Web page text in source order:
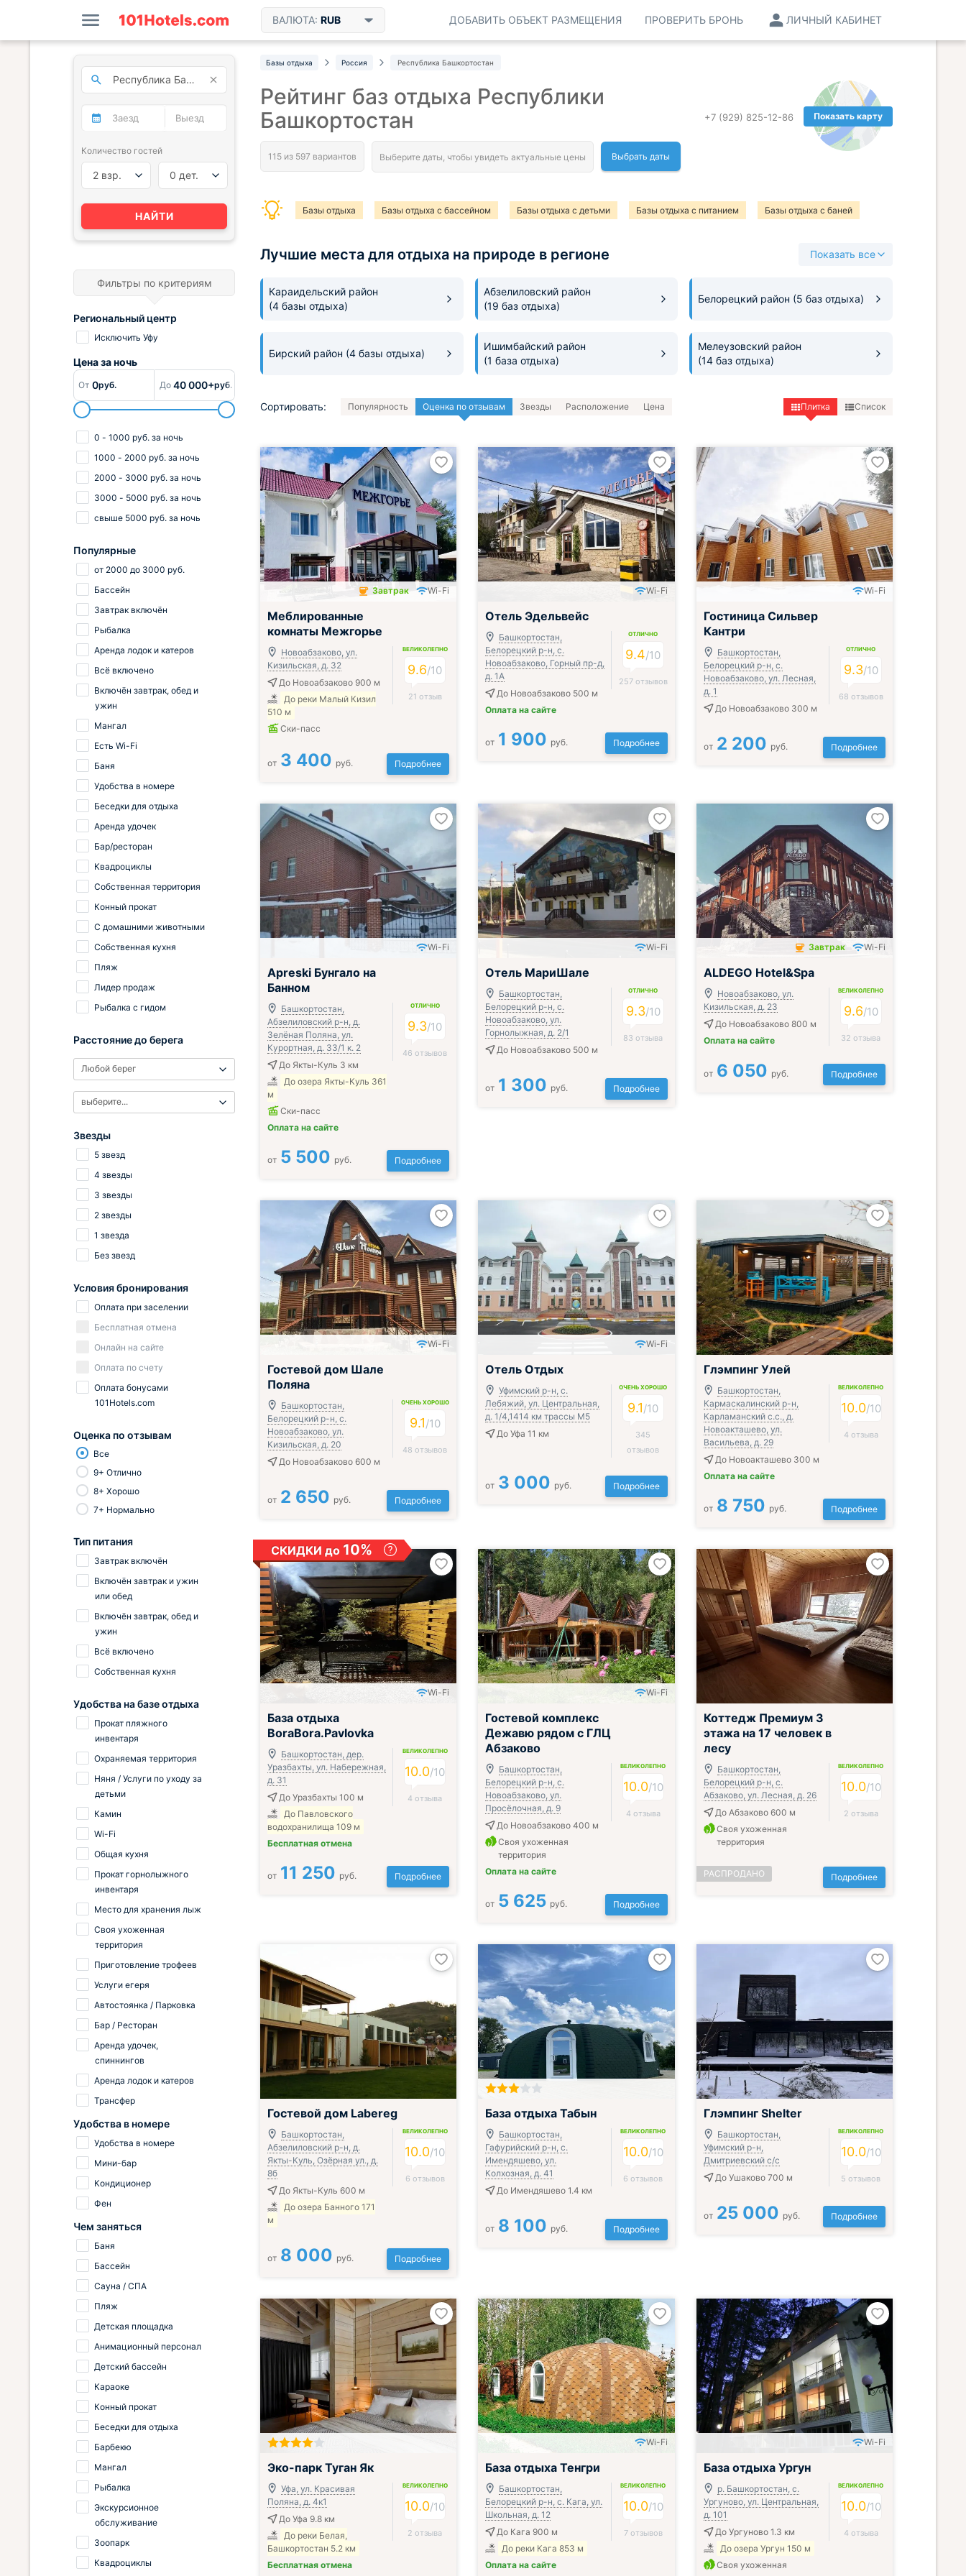
ВАЛЮТА: RUB ЛИЧНЫЙ КАБИНЕТ
ПРОВЕРИТЬ БРОНЬ
ДОБАВИТЬ ОБЪЕКТ РАЗМЕЩЕНИЯ
Базы отдыха Россия Республика Башкортостан
Показать карту
+7 (929) 825-12-86
Рейтинг баз отдыха Республики
Башкортостан
Выбрать даты
Базы отдыха Базы отдыха с бассейном Базы отдыха с детьми Базы отдыха с питанием Базы отдыха с баней
Базы отдыха с конным прокатом Базы отдыха с аквапарком
Лучшие места для отдыха на природе в регионе Показать все
Караидельский район
(4 базы отдыха)
Абзелиловский район
(19 баз отдыха)
Белорецкий район (5 баз отдыха)
Бирский район (4 базы отдыха)
Ишимбайский район
(1 база отдыха)
Мелеузовский район
(14 баз отдыха)
Сортировать: Популярность Оценка по отзывам Звезды Расположение Цена Плитка Список
Завтрак включён
Завтрак Wi-Fi
Меблированные
комнаты Межгорье
Новоабзаково, ул.
Кизильская, д. 32
До Новоабзаково 900 м
До реки Малый Кизил
510 м
Ски-пасс
ВЕЛИКОЛЕПНО
9.6/10
21 отзыв
от 3 400 руб. Подробнее
Wi-Fi
Отель Эдельвейс
Башкортостан,
Белорецкий р-н, с.
Новоабзаково, Горный пр-д,
д. 1A
До Новоабзаково 500 м
Оплата на сайте
ОТЛИЧНО
9.4/10
257 отзывов
от 1 900 руб. Подробнее
Wi-Fi
Гостиница Сильвер
Кантри
Башкортостан,
Белорецкий р-н, с.
Новоабзаково, ул. Лесная,
д. 1
До Новоабзаково 300 м
ОТЛИЧНО
9.3/10
68 отзывов
от 2 200 руб. Подробнее
Wi-Fi
Apreski Бунгало на
Банном
Башкортостан,
Абзелиловский р-н, д.
Зелёная Поляна, ул.
Курортная, д. 33/1 к. 2
До Якты-Куль 3 км
До озера Якты-Куль 361
м
Ски-пасс
Оплата на сайте
ОТЛИЧНО
9.3/10
46 отзывов
от 5 500 руб. Подробнее
Wi-Fi
Отель МариШале
Башкортостан,
Белорецкий р-н, с.
Новоабзаково, ул.
Горнолыжная, д. 2/1
До Новоабзаково 500 м
ОТЛИЧНО
9.3/10
83 отзыва
от 1 300 руб. Подробнее
Завтрак включён
Завтрак Wi-Fi
ALDEGO Hotel&Spa
Новоабзаково, ул.
Кизильская, д. 23
До Новоабзаково 800 м
Оплата на сайте
ВЕЛИКОЛЕПНО
9.6/10
32 отзыва
от 6 050 руб. Подробнее
Wi-Fi
Гостевой дом Шале
Поляна
Башкортостан,
Белорецкий р-н, с.
Новоабзаково, ул.
Кизильская, д. 20
До Новоабзаково 600 м
ОЧЕНЬ ХОРОШО
9.1/10
48 отзывов
от 2 650 руб. Подробнее
Wi-Fi
Отель Отдых
Уфимский р-н, с.
Лебяжий, ул. Центральная,
д. 1/4,1414 км трассы М5
До Уфа 11 км
ОЧЕНЬ ХОРОШО
9.1/10
345
отзывов
от 3 000 руб. Подробнее
Глэмпинг Улей
Башкортостан,
Кармаскалинский р-н,
Карламанский с.с., д.
Новоакташево, ул.
Васильева, д. 29
До Новоакташево 300 м
Оплата на сайте
ВЕЛИКОЛЕПНО
10.0/10
4 отзыва
от 8 750 руб. Подробнее
СКИДКИ до 10%
Wi-Fi
База отдыха
BoraBora.Pavlovka
Башкортостан, дер.
Уразбахты, ул. Набережная,
д. 31
До Уразбахты 100 м
До Павловского
водохранилища 109 м
Бесплатная отмена
ВЕЛИКОЛЕПНО
10.0/10
4 отзыва
от 11 250 руб. Подробнее
Wi-Fi
Гостевой комплекс
Дежавю рядом с ГЛЦ
Абзаково
Башкортостан,
Белорецкий р-н, с.
Новоабзаково, ул.
Просёлочная, д. 9
До Новоабзаково 400 м
Своя ухоженная
территория
Оплата на сайте
ВЕЛИКОЛЕПНО
10.0/10
4 отзыва
от 5 625 руб. Подробнее
Коттедж Премиум 3
этажа на 17 человек в
лесу
Башкортостан,
Белорецкий р-н, с.
Абзаково, ул. Лесная, д. 26
До Абзаково 600 м
Своя ухоженная
территория
ВЕЛИКОЛЕПНО
10.0/10
2 отзыва
РАСПРОДАНО Подробнее
Гостевой дом Labereg
Башкортостан,
Абзелиловский р-н, д.
Якты-Куль, Озёрная ул., д.
8б
До Якты-Куль 600 м
До озера Банного 171
м
ВЕЛИКОЛЕПНО
10.0/10
6 отзывов
от 8 000 руб. Подробнее
Включён завтрак, обед и ужин
База отдыха Табын
Башкортостан,
Гафурийский р-н, с.
Имендяшево, ул.
Колхозная, д. 41
До Имендяшево 1.4 км
ВЕЛИКОЛЕПНО
10.0/10
6 отзывов
от 8 100 руб. Подробнее
Глэмпинг Shelter
Башкортостан,
Уфимский р-н,
Дмитриевский с/с
До Ушаково 700 м
ВЕЛИКОЛЕПНО
10.0/10
5 отзывов
от 25 000 руб. Подробнее
Эко-парк Туган Як
Уфа, ул. Красивая
Поляна, д. 4к1
До Уфа 9.8 км
До реки Белая,
Башкортостан 5.2 км
Бесплатная отмена
ВЕЛИКОЛЕПНО
10.0/10
2 отзыва
Включён завтрак, обед и ужин
Wi-Fi
База отдыха Тенгри
Башкортостан,
Белорецкий р-н, с. Кага, ул.
Школьная, д. 12
До Кага 900 м
До реки Кага 853 м
Оплата на сайте
ВЕЛИКОЛЕПНО
10.0/10
7 отзывов
Включён завтрак, обед и ужин
Wi-Fi
База отдыха Ургун
р. Башкортостан, с.
Ургуново, ул. Центральная,
д. 101
До Ургуново 1.3 км
До озера Ургун 150 м
Своя ухоженная
ВЕЛИКОЛЕПНО
10.0/10
4 отзыва
Количество гостей
2 взр. 0 дет.
НАЙТИ
Фильтры по критериям
Региональный центр
Исключить Уфу
Цена заночь
От 0руб. До 40 000+руб.
0 - 1000 руб. за ночь
1000 - 2000 руб. за ночь
2000 - 3000 руб. за ночь
3000 - 5000 руб. за ночь
свыше 5000 руб. за ночь
Популярные
от 2000 до 3000 руб.
Бассейн
Завтрак включён
Рыбалка
Аренда лодок и катеров
Всё включено
Включён завтрак, обед и
ужин
Мангал
Есть Wi-Fi
Баня
Удобства в номере
Беседки для отдыха
Аренда удочек
Бар/ресторан
Квадроциклы
Собственная территория
Конный прокат
С домашними животными
Собственная кухня
Пляж
Лидер продаж
Рыбалка с гидом
Расстояние до берега
Любой берег
выберите...
Звезды
5 звезд
4 звезды
3 звезды
2 звезды
1 звезда
Без звезд
Условия бронирования
Оплата при заселении
Бесплатная отмена
Онлайн на сайте
Оплата по счету
Оплата бонусами
101Hotels.com
Оценка по отзывам
Все
9+ Отлично
8+ Хорошо
7+ Нормально
Тип питания
Завтрак включён
Включён завтрак и ужин
или обед
Включён завтрак, обед и
ужин
Всё включено
Собственная кухня
Удобства на базе отдыха
Прокат пляжного
инвентаря
Охраняемая территория
Няня / Услуги по уходу за
детьми
Камин
Wi-Fi
Общая кухня
Прокат горнолыжного
инвентаря
Место для хранения лыж
Своя ухоженная
территория
Приготовление трофеев
Услуги егеря
Автостоянка / Парковка
Бар / Ресторан
Аренда удочек,
спиннингов
Аренда лодок и катеров
Трансфер
Удобства в номере
Удобства в номере
Мини-бар
Кондиционер
Фен
Чем заняться
Баня
Бассейн
Сауна / СПА
Пляж
Детская площадка
Анимационный персонал
Детский бассейн
Караоке
Конный прокат
Беседки для отдыха
Барбекю
Мангал
Рыбалка
Экскурсионное
обслуживание
Зоопарк
Квадроциклы